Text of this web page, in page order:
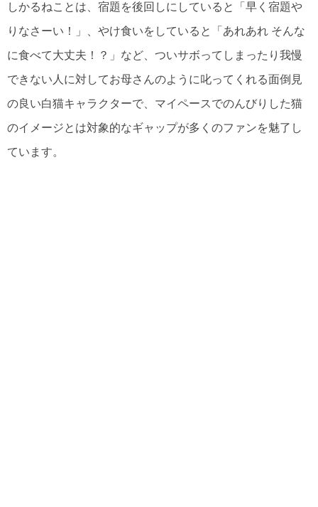
しかるねことは、宿題を後回しにしていると「早く宿題や
りなさーい！」、やけ食いをしていると「あれあれ そんな
に食べて大丈夫！？」など、ついサボってしまったり我慢
できない人に対してお母さんのように叱ってくれる面倒見
の良い白猫キャラクターで、マイペースでのんびりした猫
のイメージとは対象的なギャップが多くのファンを魅了し
ています。